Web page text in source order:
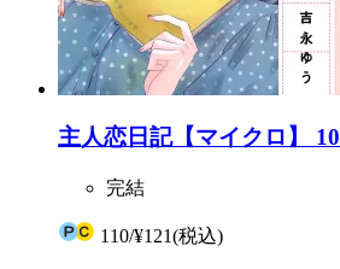
主人恋日記【マイクロ】 10
完結
110/¥121(税込)